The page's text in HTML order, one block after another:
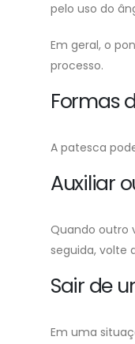
pelo uso do
Em geral, o
processo.
Formas
A patesca
Auxiliar
Quando outro
seguida, volte
Sair de
Em uma